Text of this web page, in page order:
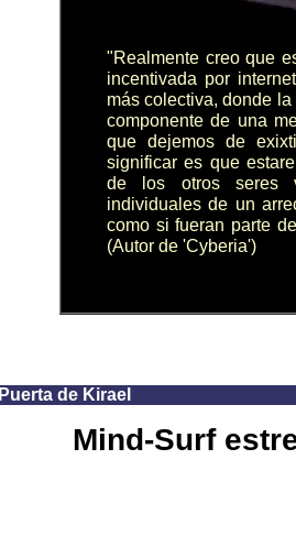
"Realmente creo que
incentivada por
más colectiva, donde
componente de una
que dejemos de
significar es que
de los otros seres
individuales de un
como si fueran parte
(Autor de 'Cyberia')
de Kirael
Mind-Surf